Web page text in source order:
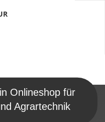
Onlineshop für
Agrartechnik